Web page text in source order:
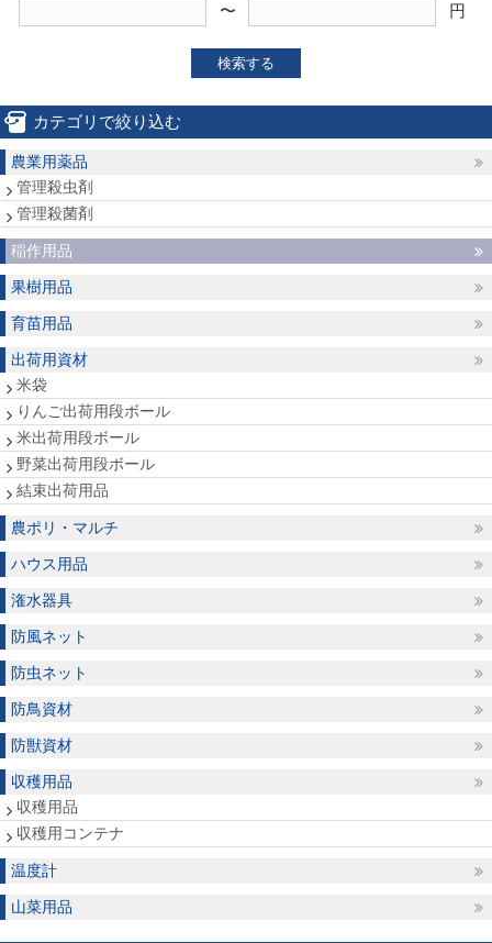
〜 円
検索する
カテゴリで絞り込む
農業用薬品
管理殺虫剤
管理殺菌剤
稲作用品
果樹用品
育苗用品
出荷用資材
米袋
りんご出荷用段ボール
米出荷用段ボール
野菜出荷用段ボール
結束出荷用品
農ポリ・マルチ
ハウス用品
潅水器具
防風ネット
防虫ネット
防鳥資材
防獣資材
収穫用品
収穫用品
収穫用コンテナ
温度計
山菜用品